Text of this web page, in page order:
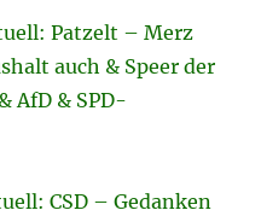
Patzelt – Merz
auch & Speer der
AfD & SPD-
CSD – Gedanken